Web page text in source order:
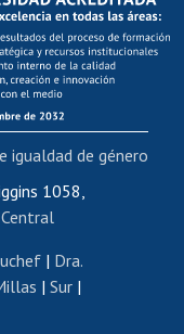
1058,
| Dra.
| Sur |
igualdad de género